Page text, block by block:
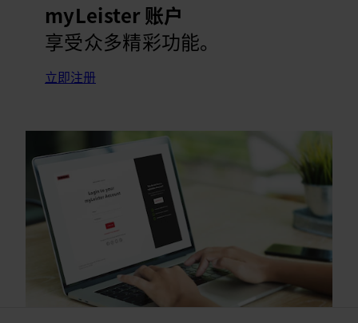
myLeister 账户
享受众多精彩功能。
立即注册